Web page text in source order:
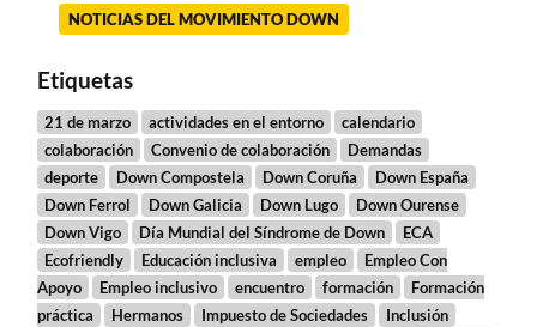
NOTICIAS DEL MOVIMIENTO DOWN
Etiquetas
21 de marzo actividades en el entorno
calendario
colaboración
Convenio de colaboración
Demandas
deporte
Down Compostela Down Coruña
Down España
Down Ferrol
Down Galicia Down Lugo
Down Ourense
Down Vigo
Día Mundial del Síndrome de Down
ECA
Ecofriendly
Educación inclusiva empleo
Empleo Con
Apoyo
Empleo inclusivo encuentro formación
Formación
práctica
Hermanos Impuesto de Sociedades
Inclusión